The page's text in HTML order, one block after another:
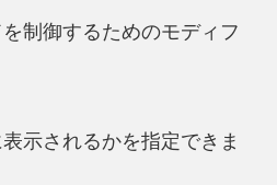
制御するためのモディフ
示されるかを指定できま